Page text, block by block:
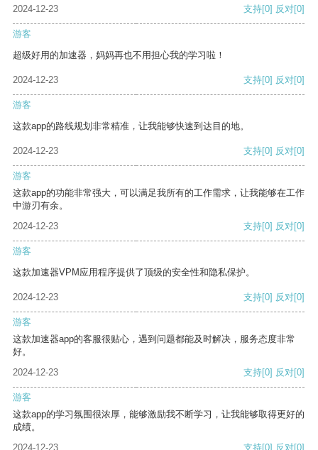
2024-12-23 支持[0] 反对[0]
游客
超级好用的加速器，妈妈再也不用担心我的学习啦！
2024-12-23 支持[0] 反对[0]
游客
这款app的路线规划非常精准，让我能够快速到达目的地。
2024-12-23 支持[0] 反对[0]
游客
这款app的功能非常强大，可以满足我所有的工作需求，让我能够在工作
中游刃有余。
2024-12-23
支持[0] 反对[0]
游客
这款加速器VPM应用程序提供了顶级的安全性和隐私保护。
2024-12-23 支持[0] 反对[0]
游客
这款加速器app的客服很贴心，遇到问题都能及时解决，服务态度非常
好。
2024-12-23
支持[0] 反对[0]
游客
这款app的学习氛围很浓厚，能够激励我不断学习，让我能够取得更好的
成绩。
2024-12-23
支持[0] 反对[0]